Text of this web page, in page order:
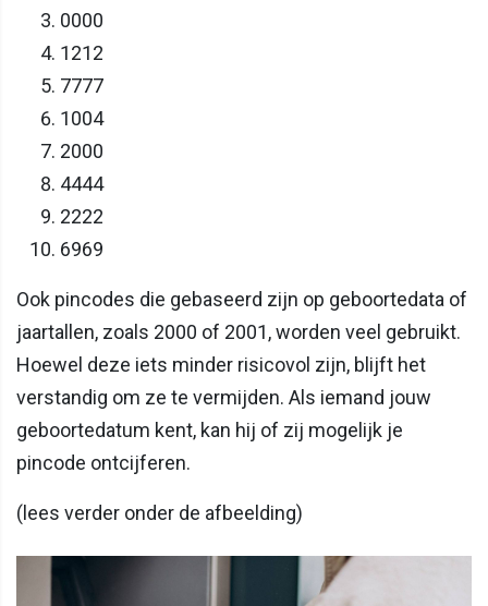
0000
1212
7777
1004
2000
4444
2222
6969
Ook pincodes die gebaseerd zijn op geboortedata of
jaartallen, zoals 2000 of 2001, worden veel gebruikt.
Hoewel deze iets minder risicovol zijn, blijft het
verstandig om ze te vermijden. Als iemand jouw
geboortedatum kent, kan hij of zij mogelijk je
pincode ontcijferen.
(lees verder onder de afbeelding)